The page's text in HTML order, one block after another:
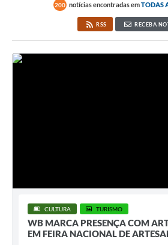
200 notícias encontradas emTODAS
RSS RECEBA
CULTURA TURISMO
WB MARCA PRESENÇA COM
EM FEIRA NACIONAL DE